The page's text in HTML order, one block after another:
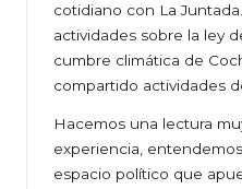
cotidiano con La
actividades sobre la ley
cumbre climática de
compartido actividades
Hacemos una lectura
experiencia,
espacio político que